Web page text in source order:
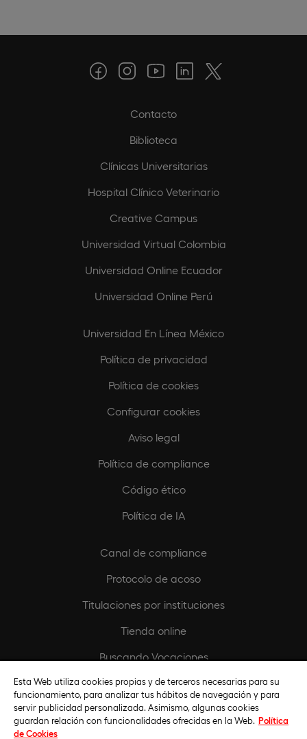
Contacto
Biblioteca
Clínicas Universitarias
Hospital Clínico Veterinario
Creative Campus
Universidad Virtual Colombia
Universidad Online Ecuador
Universidad Online Perú
Universidad En Línea México
Política de privacidad
Política de cookies
Configurar cookies
Aviso legal
Política de compliance
Código ético
Política de IA
Canal de compliance
Protocolo de acoso
Titulaciones por instituciones
Tienda online
Buscando Vocaciones
Europeamedia
Fundación Universidad Europea
Esta Web utiliza cookies propias y de terceros necesarias para su
funcionamiento, para analizar tus hábitos de navegación y para
servir publicidad personalizada. Asimismo, algunas cookies
guardan relación con funcionalidades ofrecidas en la Web. Política
de Cookies